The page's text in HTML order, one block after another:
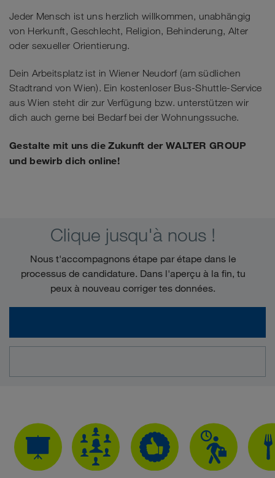
Jeder Mensch ist uns herzlich willkommen, unabhängig
von Herkunft, Geschlecht, Religion, Behinderung, Alter
oder sexueller Orientierung.
Dein Arbeitsplatz ist in Wiener Neudorf (am südlichen
Stadtrand von Wien). Ein kostenloser Bus-Shuttle-Service
aus Wien steht dir zur Verfügung bzw. unterstützen wir
dich auch gerne bei Bedarf bei der Wohnungssuche.
Gestalte mit uns die Zukunft der WALTER GROUP
und bewirb dich online!
Clique jusqu'à nous !
Nous t'accompagnons étape par étape dans le
processus de candidature. Dans l'aperçu à la fin, tu
peux à nouveau corriger tes données.